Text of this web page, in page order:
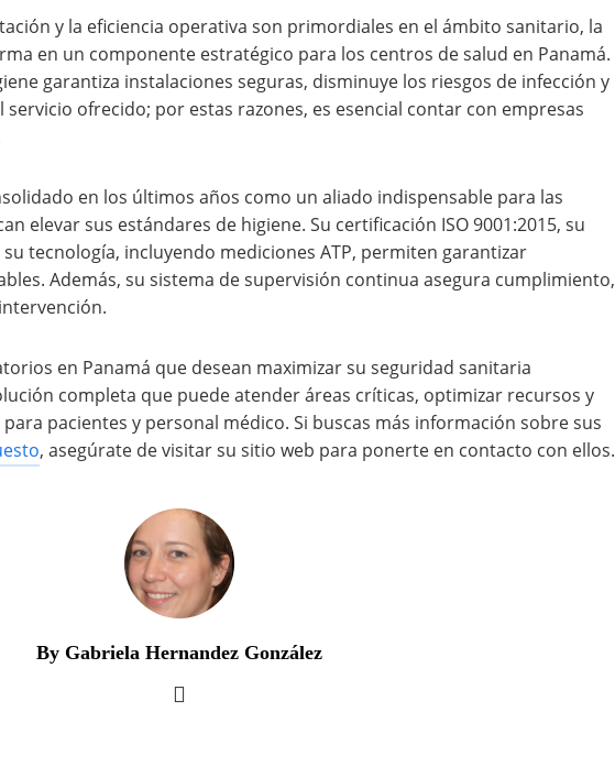
y la eficiencia operativa son primordiales en el ámbito sanitario, la
en un componente estratégico para los centros de salud en Panamá.
garantiza instalaciones seguras, disminuye los riesgos de infección y
ofrecido; por estas razones, es esencial contar con empresas
en los últimos años como un aliado indispensable para las
elevar sus estándares de higiene. Su certificación ISO 9001:2015, su
tecnología, incluyendo mediciones ATP, permiten garantizar
Además, su sistema de supervisión continua asegura cumplimiento,
en Panamá que desean maximizar su seguridad sanitaria
completa que puede atender áreas críticas, optimizar recursos y
pacientes y personal médico. Si buscas más información sobre sus
, asegúrate de visitar su sitio web para ponerte en contacto con ellos.
By Gabriela Hernandez González